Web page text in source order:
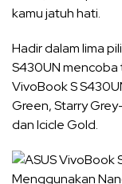
kamu jatuh hati.
Hadir dalam lima
S430UN mencoba
VivoBook S
Green, Starry
dan Icicle Gold.